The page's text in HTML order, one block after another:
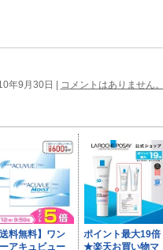
年9月30日 | コメントはありません。